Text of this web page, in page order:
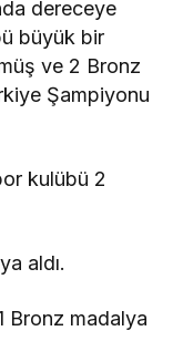
dereceye
büyük bir
ve 2 Bronz
Şampiyonu
kulübü 2
aldı.
Bronz madalya